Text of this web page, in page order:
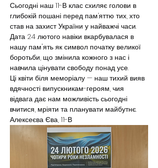
Сьогодні наш 11-В клас схиляє голови в
глибокій пошані перед пам’яттю тих, хто
став на захист України у найважчі часи.
Дата 24 лютого навіки вкарбувалася в
нашу пам'ять як символ початку великої
боротьби, що змінила кожного з нас і
навчила цінувати свободу понад усе.
Ці квіти біля меморіалу — наш тихий вияв
вдячності випускникам-героям, чия
відвага дає нам можливість сьогодні
вчитися, мріяти та планувати майбутнє.
Алексеєва Єва, 11-В